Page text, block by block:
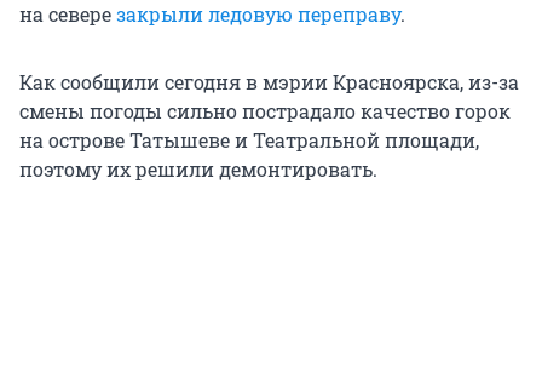
на северезакрыли ледовую переправу.
Как сообщили сегодня в мэрии Красноярска, из-за
смены погоды сильно пострадало качество горок
на острове Татышеве и Театральной площади,
поэтому их решили демонтировать.